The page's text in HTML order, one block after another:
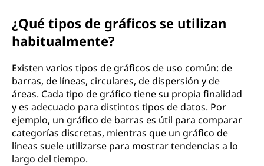
¿Qué tipos de gráficos se utilizan
habitualmente?
Existen varios tipos de gráficos de uso común: de
barras, de líneas, circulares, de dispersión y de
áreas. Cada tipo de gráfico tiene su propia finalidad
y es adecuado para distintos tipos de datos. Por
ejemplo, un gráfico de barras es útil para comparar
categorías discretas, mientras que un gráfico de
líneas suele utilizarse para mostrar tendencias a lo
largo del tiempo.